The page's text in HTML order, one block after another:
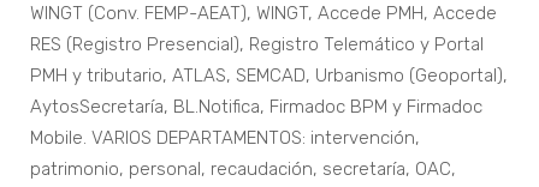
WINGT (Conv. FEMP-AEAT), WINGT, Accede PMH, Accede
RES (Registro Presencial), Registro Telemático y Portal
PMH y tributario, ATLAS, SEMCAD, Urbanismo (Geoportal),
AytosSecretaría, BL.Notifica, Firmadoc BPM y Firmadoc
Mobile. VARIOS DEPARTAMENTOS: intervención,
patrimonio, personal, recaudación, secretaría, OAC,